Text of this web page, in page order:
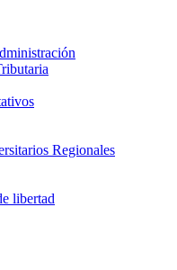
Regionales
libertad